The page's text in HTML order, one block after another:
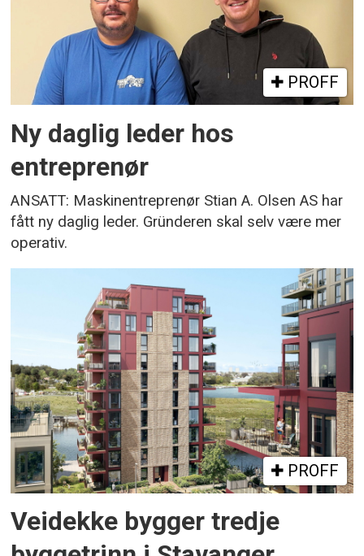
PROFF
Ny daglig leder hos
entreprenør
ANSATT: Maskinentreprenør Stian A. Olsen AS har
fått ny daglig leder. Gründeren skal selv være mer
operativ.
PROFF
Veidekke bygger tredje